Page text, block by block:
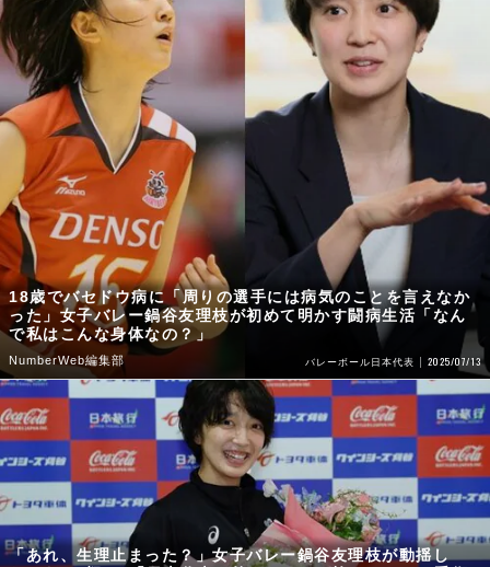
18歳でバセドウ病に「周りの選手には病気のことを言えなか
った」女子バレー鍋谷友理枝が初めて明かす闘病生活「なん
で私はこんな身体なの？」
NumberWeb編集部 バレーボール日本代表 2025/07/13
「あれ、生理止まった？」女子バレー鍋谷友理枝が動揺し